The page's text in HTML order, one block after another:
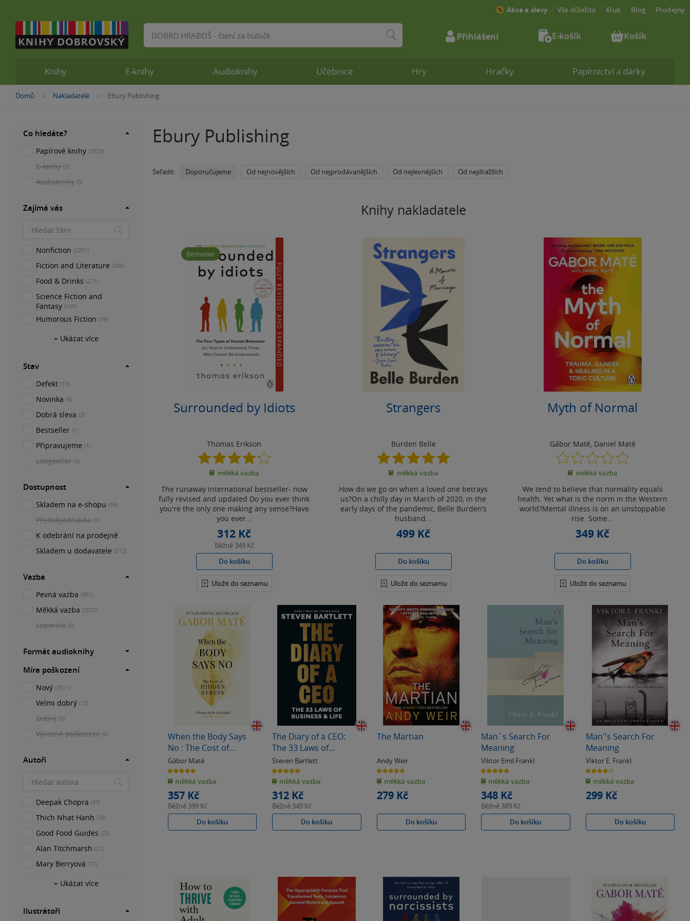
Nacházíte
Domů »
Nakladatelé »
Ebury Publishing
Ebury Publishing
Seřadit: Doporučujeme Od nejnovějších Od nejprodávanějších Od nejlevnějších Od nejdražších
Knihy nakladatele
Bestseller
Surrounded by Idiots
Thomas Erikson
4.2
z
5
měkká vazba
The runaway international bestseller- now
fully revised and updated Do you ever think
you're the only one making any sense?Have
you ever...
312 Kč
Běžně 349 Kč
Do košíku
Uložit do seznamu
Strangers
Burden Belle
5.0
z
5
měkká vazba
How do we go on when a loved one betrays
us?On a chilly day in March of 2020, in the
early days of the pandemic, Belle Burden’s
husband...
499 Kč
Do košíku
Uložit do seznamu
Myth of Normal
Gábor Maté Daniel Maté
0.0
z
5
měkká vazba
We tend to believe that normality equals
health. Yet what is the norm in the Western
world?Mental illness is on an unstoppable
rise. Some...
349 Kč
Do košíku
Uložit do seznamu
When the Body Says
No : The Cost of
Hidden Stress
Gábor Maté
5.0
z
5
hvězdiček
měkká vazba
357 Kč
Běžně 399 Kč
Do košíku
The Diary of a CEO:
The 33 Laws of
Business and Life
Steven Bartlett
5.0
z
5
hvězdiček
měkká vazba
312 Kč
Běžně 349 Kč
Do košíku
The Martian
Andy Weir
4.7
z
5
hvězdiček
měkká vazba
279 Kč
Do košíku
Man´s Search For
Meaning
Viktor Emil Frankl
5.0
z
5
hvězdiček
měkká vazba
348 Kč
Běžně 389 Kč
Do košíku
Man''s Search For
Meaning
Viktor E. Frankl
4.0
z
5
hvězdiček
měkká vazba
299 Kč
Do košíku
Co hledáte?
Papírové knihy (2923)
E-knihy (0)
Audioknihy (0)
Zajímá vás
Nonfiction (2251)
Fiction and Literature (288)
Food & Drinks (271)
Science Fiction and
Fantasy (109)
Humorous Fiction (39)
+ Ukázat více
Stav
Defekt (13)
Novinka (6)
Dobrá sleva (3)
Bestseller (1)
Připravujeme (1)
Longseller (0)
Dostupnost
Skladem na e-shopu (59)
Předobjednávka (0)
K odebrání na prodejně
Skladem u dodavatele (212)
Vazba
Pevná vazba (901)
Měkká vazba (2020)
Leporelo (0)
Formát audioknihy
Míra poškození
Nový (2911)
Velmi dobrý (13)
Dobrý (0)
Výrazné poškození (0)
Autoři
Deepak Chopra (33)
Thich Nhat Hanh (33)
Good Food Guides (25)
Alan Titchmarsh (21)
Mary Berryová (17)
+ Ukázat více
Ilustrátoři
Knihy E-knihy Audioknihy Učebnice Hry Hračky Papírnictví a dárky
Akce a slevy Vše důležité Klub Blog Prodejny
Vyhledávání Přihlášení E-košík Košík